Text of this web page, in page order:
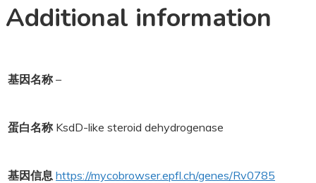
Additional information
基因名称 –
蛋白名称 KsdD-like steroid dehydrogenase
基因信息 https://mycobrowser.epfl.ch/genes/Rv0785